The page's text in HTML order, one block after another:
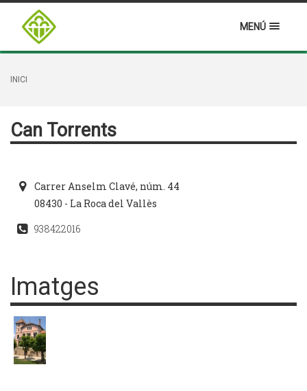
MENÚ
INICI
Can Torrents
Carrer Anselm Clavé, núm. 44
08430 - La Roca del Vallès
938422016
Imatges